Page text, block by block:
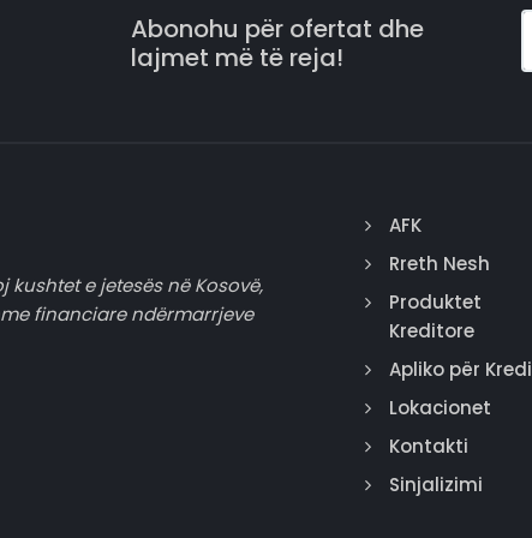
Abonohu për ofertat dhe
lajmet më të reja!
kushtet e jetesës në Kosovë,
financiare ndërmarrjeve
AFK
Rreth Nesh
Produktet
Kreditore
Apliko për Kredi
Lokacionet
Kontakti
Sinjalizimi